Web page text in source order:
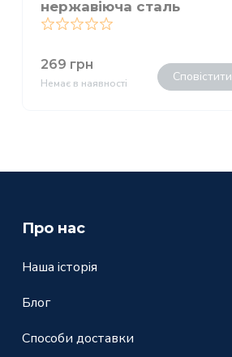
нержавіюча сталь
269 грн
Немає в наявності Сповістити
Про нас
Наша історія
Блог
Способи доставки